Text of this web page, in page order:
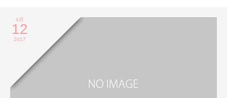
4月
12
2017